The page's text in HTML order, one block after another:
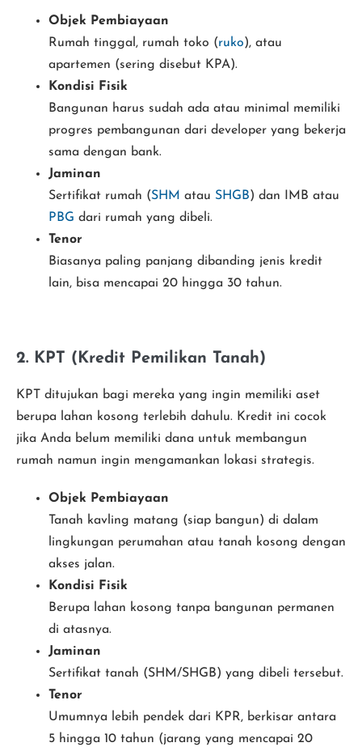
Objek Pembiayaan
Rumah tinggal, rumah toko (ruko), atau
apartemen (sering disebut KPA).
Kondisi Fisik
Bangunan harus sudah ada atau minimal memiliki
progres pembangunan dari developer yang bekerja
sama dengan bank.
Jaminan
Sertifikat rumah (SHM atau SHGB) dan IMB atau
PBG dari rumah yang dibeli.
Tenor
Biasanya paling panjang dibanding jenis kredit
lain, bisa mencapai 20 hingga 30 tahun.
2. KPT (Kredit Pemilikan Tanah)
KPT ditujukan bagi mereka yang ingin memiliki aset
berupa lahan kosong terlebih dahulu. Kredit ini cocok
jika Anda belum memiliki dana untuk membangun
rumah namun ingin mengamankan lokasi strategis.
Objek Pembiayaan
Tanah kavling matang (siap bangun) di dalam
lingkungan perumahan atau tanah kosong dengan
akses jalan.
Kondisi Fisik
Berupa lahan kosong tanpa bangunan permanen
di atasnya.
Jaminan
Sertifikat tanah (SHM/SHGB) yang dibeli tersebut.
Tenor
Umumnya lebih pendek dari KPR, berkisar antara
5 hingga 10 tahun (jarang yang mencapai 20